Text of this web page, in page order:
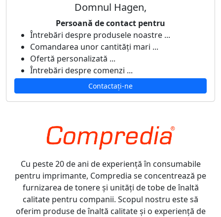
Domnul Hagen,
Persoană de contact pentru
Întrebări despre produsele noastre ...
Comandarea unor cantități mari ...
Ofertă personalizată ...
Întrebări despre comenzi ...
Contactați-ne
Cu peste 20 de ani de experiență în consumabile
pentru imprimante, Compredia se concentrează pe
furnizarea de tonere și unități de tobe de înaltă
calitate pentru companii. Scopul nostru este să
oferim produse de înaltă calitate și o experiență de